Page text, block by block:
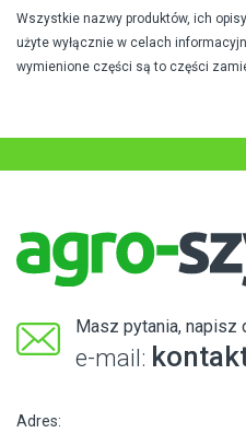
Wszystkie nazwy produktów, ich
użyte wyłącznie w celach
wymienione części są to części
Masz pytania, napisz
e-mail:
Adres: